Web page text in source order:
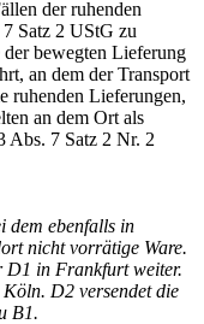
der ruhenden
Satz 2 UStG zu
bewegten Lieferung
an dem der Transport
ruhenden Lieferungen,
an dem Ort als
Abs. 7 Satz 2 Nr. 2
dem ebenfalls in
nicht vorrätige Ware.
D1 in Frankfurt weiter.
D2 versendet die
B1.